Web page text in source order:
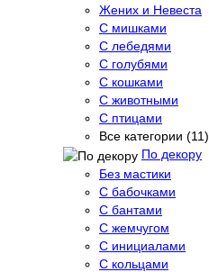
Жених и Невеста
С мишками
С лебедями
С голубями
С кошками
С животными
С птицами
Все категории (11)
По декору
Без мастики
С бабочками
С бантами
С жемчугом
С инициалами
С кольцами